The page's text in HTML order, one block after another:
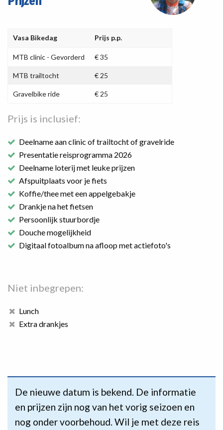
Vasa Bikedag Prijs p.p.
MTB clinic - Gevorderd € 35
MTB trailtocht € 25
Gravelbike ride € 25
Prijs is inclusief:
Deelname aan clinic of trailtocht of gravelride
Presentatie reisprogramma 2026
Deelname loterij met leuke prijzen
Afspuitplaats voor je fiets
Koffie/thee met een appelgebakje
Drankje na het fietsen
Persoonlijk stuurbordje
Douche mogelijkheid
Digitaal fotoalbum na afloop met actiefoto's
Niet inbegrepen:
Lunch
Extra drankjes
De nieuwe datum is bekend. De informatie
en prijzen zijn nog van het vorig seizoen en
nog onder voorbehoud. Wil je met deze reis